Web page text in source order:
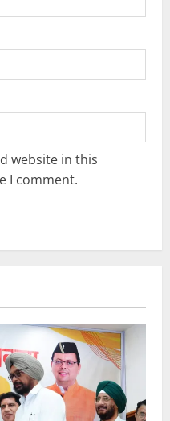
website in this
I comment.